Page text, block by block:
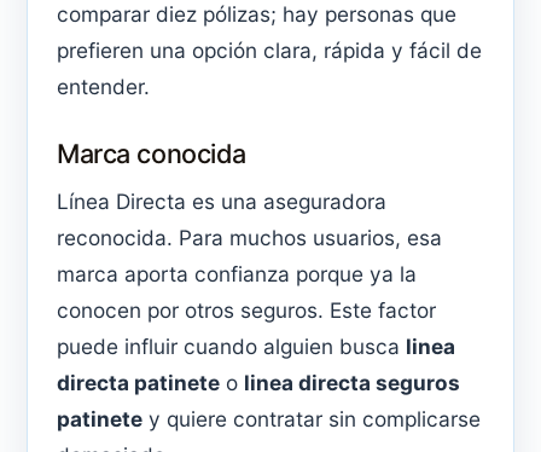
comparar diez pólizas; hay personas que
prefieren una opción clara, rápida y fácil de
entender.
Marca conocida
Línea Directa es una aseguradora
reconocida. Para muchos usuarios, esa
marca aporta confianza porque ya la
conocen por otros seguros. Este factor
puede influir cuando alguien busca linea
directa patinete o linea directa seguros
patinete y quiere contratar sin complicarse